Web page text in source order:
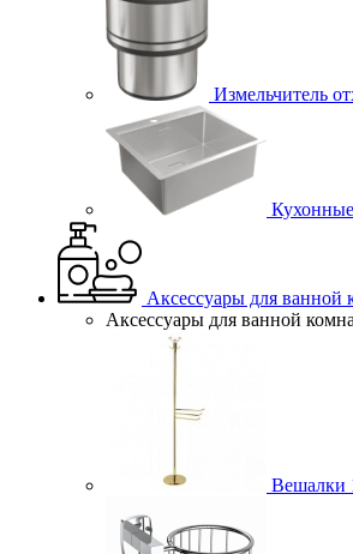
Измельчитель
Аксессуары для ванной
Аксессуары для ванной
Вешалки